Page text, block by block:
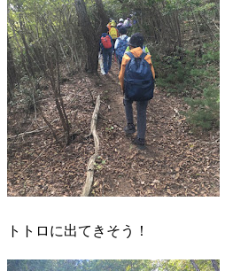
トトロに出てきそう！